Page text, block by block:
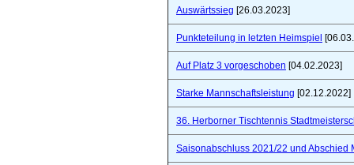
Auswärtssieg [26.03.2023]
Punkteteilung in letzten Heimspiel
Auf Platz 3 vorgeschoben [04.02.2023]
Starke Mannschaftsleistung [02.12.2022]
36. Herborner Tischtennis
Saisonabschluss 2021/22 und Abschied